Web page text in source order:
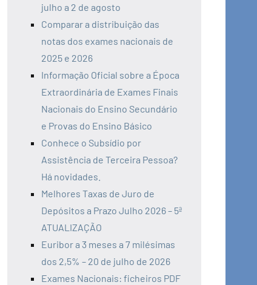
julho a 2 de agosto
Comparar a distribuição das
notas dos exames nacionais de
2025 e 2026
Informação Oficial sobre a Época
Extraordinária de Exames Finais
Nacionais do Ensino Secundário
e Provas do Ensino Básico
Conhece o Subsídio por
Assistência de Terceira Pessoa?
Há novidades.
Melhores Taxas de Juro de
Depósitos a Prazo Julho 2026 – 5ª
ATUALIZAÇÃO
Euribor a 3 meses a 7 milésimas
dos 2,5% – 20 de julho de 2026
Exames Nacionais: ficheiros PDF